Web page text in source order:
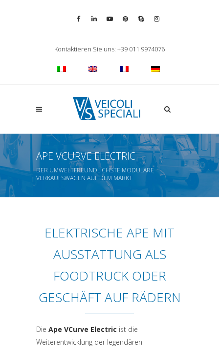
Kontaktieren Sie uns: +39 011 9974076
Apri la ricerca
APE VCURVE ELECTRIC
DER UMWELTFREUNDLICHSTE MODULARE
VERKAUFSWAGEN AUF DEM MARKT
ELEKTRISCHE APE MIT
AUSSTATTUNG ALS
FOODTRUCK ODER
GESCHÄFT AUF RÄDERN
Die Ape VCurve Electric ist die
Weiterentwicklung der legendären